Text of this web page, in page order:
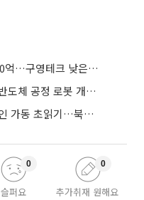
매출 4000억대에 시총은 겨우 500억…구영테크 낮은 몸값에 저가 승계 마무리
라온로보틱스, 국내 유일 차세대 반도체 공정 로봇 개발 ‘고객사 테스트 진행’
신성에스티, 2300억 규모 미국법인 가동 초읽기…북미 ESS 공략 본격화
슬퍼요
0
추가취재 원해요
0